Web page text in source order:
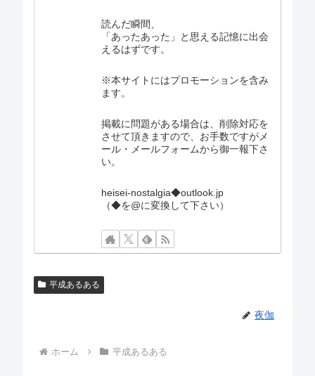
読んだ瞬間、
「あったあった」と思える記憶に出会
えるはずです。
※本サイトにはプロモーションを含み
ます。
掲載に問題がある場合は、削除対応を
させて頂きますので、お手数ですがメ
ール・メールフォームから御一報下さ
い。
heisei-nostalgia◆outlook.jp
（◆を@に変換して下さい）
平成あるある
夜伽
ホーム 平成あるある